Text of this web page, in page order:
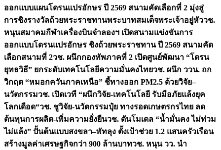
ออกแบบแผนโดรนแปรอักษร ปี 2569 สนามคัดเลือกที่ 2 มุ่งสู่
การชิงรางวัลถ้วยพระราชทานพระบาทสมเด็จพระเจ้าอยู่หัววช.
หนุนสมาคมกีฬาเครื่องบินจำลองฯ เปิดสนามแข่งขันการ
ออกแบบโดรนแปรอักษร ชิงถ้วยพระราชทาน ปี 2569 สนามคัด
เลือกสนามที่ 2วช. ผนึกกองทัพภาคที่ 2 เปิดศูนย์พัฒนา “โดรน
ยุทธวิธี” ยกระดับเทคโนโลยีความมั่นคงไทยวช. ผนึก ววน. ถก
วิกฤต “หมอกควันภาคเหนือ” ชี้ทางออก PM2.5 ด้วยวิจัย–
นวัตกรรมวช. เปิดเวที “ผนึกวิจัย-เทคโนโลยี รับมือภัยแล้งยุค
โลกเดือด“วช. ชูวิจัย-นวัตกรรมปุ๋ย ทางรอดเกษตรกรไทย ลด
ต้นทุนการผลิต-เพิ่มความยั่งยืนวช. ดันโมเดล “น้ำมั่นคง ไม่ท่วม
ไม่แล้ง” ปั้นต้นแบบสงขลา–พัทลุง ตั้งเป้าช่วย 1.2 แสนครัวเรือน
สร้างมูลค่าเศรษฐกิจกว่า 900 ล้านบาทวช. หนุน วว. นำ